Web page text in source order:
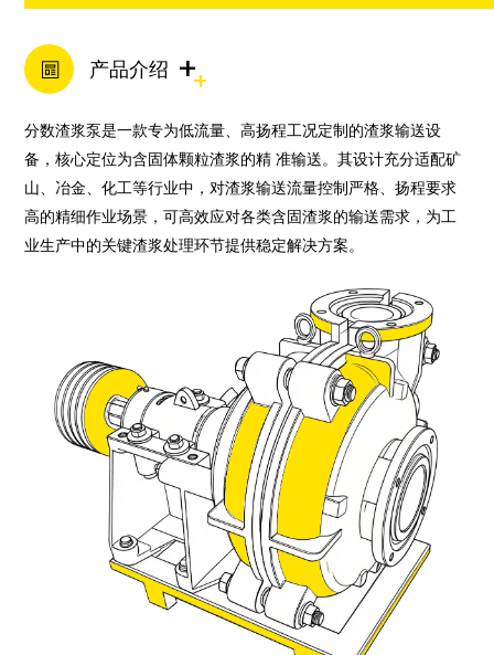
产品介绍 +
分数渣浆泵是一款专为低流量、高扬程工况定制的渣浆输送设
备，核心定位为含固体颗粒渣浆的精 准输送。其设计充分适配矿
山、冶金、化工等行业中，对渣浆输送流量控制严格、扬程要求
高的精细作业场景，可高效应对各类含固渣浆的输送需求，为工
业生产中的关键渣浆处理环节提供稳定解决方案。